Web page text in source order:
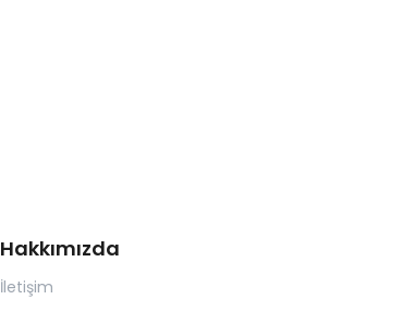
Hakkımızda
İletişim